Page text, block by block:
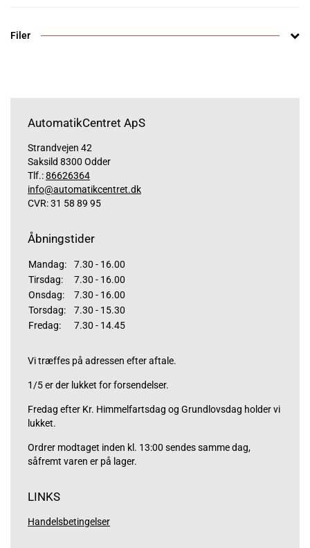
Filer
AutomatikCentret ApS
Strandvejen 42
Saksild 8300 Odder
Tlf.:86626364
info@automatikcentret.dk
CVR: 31 58 89 95
Åbningstider
Mandag:
7.30 - 16.00
Tirsdag:
7.30 - 16.00
Onsdag:
7.30 - 16.00
Torsdag:
7.30 - 15.30
Fredag:
7.30 - 14.45
Vi træffes på adressen efter aftale.
1/5 er der lukket for forsendelser.
Fredag efter Kr. Himmelfartsdag og Grundlovsdag holder vi
lukket.
Ordrer modtaget inden kl. 13:00 sendes samme dag,
såfremt varen er på lager.
LINKS
Handelsbetingelser